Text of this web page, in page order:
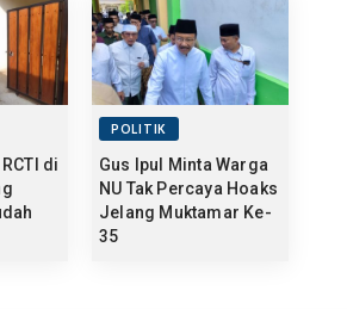
di
POLITIK
Gus Ipul Minta Warga
NU Tak Percaya Hoaks
Jelang Muktamar Ke-
35